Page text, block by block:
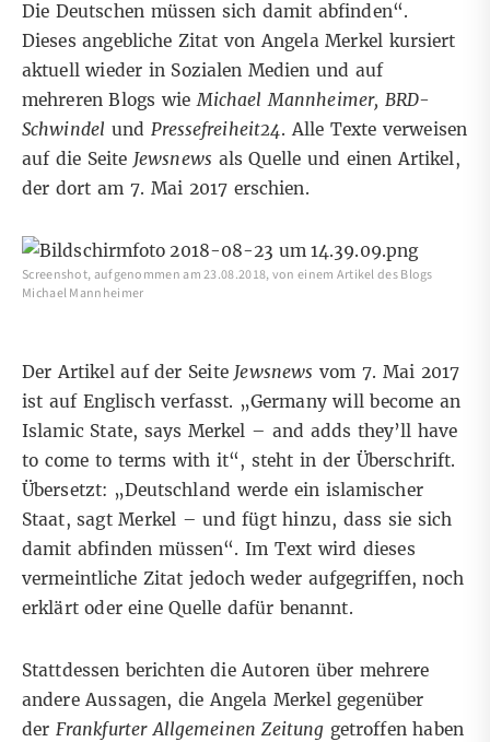
Die Deutschen müssen sich damit abfinden“.
Dieses angebliche Zitat von Angela Merkel kursiert
aktuell wieder in Sozialen Medien und auf
mehreren Blogs wieMichael Mannheimer, BRD-
Schwindel und Pressefreiheit24. Alle Texte verweisen
auf die Seite Jewsnews als Quelle und einenArtikel,
der dort am 7. Mai 2017 erschien.
Screenshot, aufgenommen am 23.08.2018, von einem Artikel des Blogs
Michael Mannheimer
Der Artikel auf der Seite Jewsnews vom 7. Mai 2017
ist auf Englisch verfasst. „Germany will become an
Islamic State, says Merkel – and adds they’ll have
to come to terms with it“, steht in der Überschrift.
Übersetzt: „Deutschland werde ein islamischer
Staat, sagt Merkel – und fügt hinzu, dass sie sich
damit abfinden müssen“. Im Text wird dieses
vermeintliche Zitat jedoch weder aufgegriffen, noch
erklärt oder eine Quelle dafür benannt.
Stattdessen berichten die Autoren über mehrere
andere Aussagen, die Angela Merkel gegenüber
der Frankfurter Allgemeinen Zeitung getroffen haben